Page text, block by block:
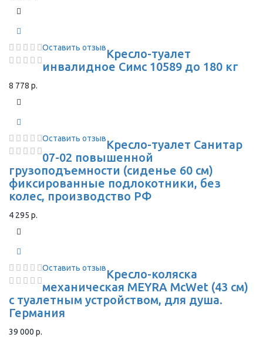
Оставить отзывКресло-туалет
инвалидное Симс 10589 до 180 кг
8 778 р.
Оставить отзывКресло-туалет Санитар
07-02 повышенной
грузоподъемности (сиденье 60 см)
фиксированные подлокотники, без
колес, производство РФ
4 295 р.
Оставить отзывКресло-коляска
механическая MEYRA McWet (43 см)
с туалетным устройством, для душа.
Германия
39 000 р.